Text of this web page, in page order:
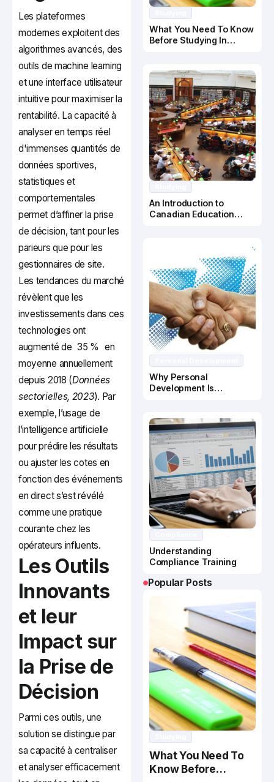
Les plateformes
modernes exploitent des
algorithmes avancés, des
outils de machine learning
et une interface utilisateur
intuitive pour maximiser la
rentabilité. La capacité à
analyser en temps réel
d'immenses quantités de
données sportives,
statistiques et
comportementales
permet d’affiner la prise
de décision, tant pour les
parieurs que pour les
gestionnaires de site.
Les tendances du marché
révèlent que les
investissements dans ces
technologies ont
augmenté de 35 % en
moyenne annuellement
depuis 2018 (Données
sectorielles, 2023). Par
exemple, l’usage de
l’intelligence artificielle
pour prédire les résultats
ou ajuster les cotes en
fonction des événements
en direct s’est révélé
comme une pratique
courante chez les
opérateurs influents.
Les Outils
Innovants
et leur
Impact sur
la Prise de
Décision
Parmi ces outils, une
solution se distingue par
sa capacité à centraliser
et analyser efficacement
What You Need To Know
Before Studying In
An Introduction to
Canadian Education
Why Personal
Development Is
Understanding
Compliance Training
Popular Posts
What You Need To
Know Before